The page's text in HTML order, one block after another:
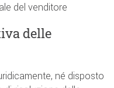
del venditore
delle
né disposto